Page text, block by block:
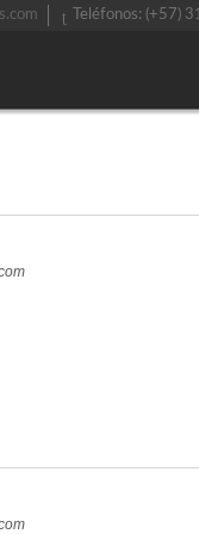
Teléfonos: (+57)